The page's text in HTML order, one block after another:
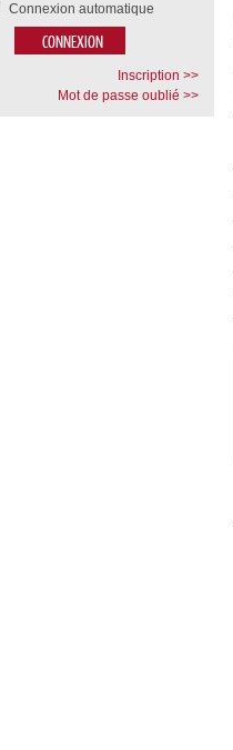
Connexion automatique
Inscription >>
Mot de passe oublié >>